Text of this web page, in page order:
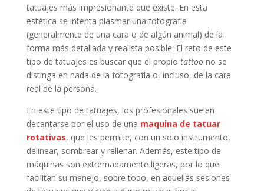
tatuajes más impresionante que existe. En esta
estética se intenta plasmar una fotografía
(generalmente de una cara o de algún animal) de la
forma más detallada y realista posible. El reto de este
tipo de tatuajes es buscar que el propio tattoono se
distinga en nada de la fotografía o, incluso, de la cara
real de la persona.
En este tipo de tatuajes, los profesionales suelen
decantarse por el uso de una maquina de tatuar
rotativas, que les permite, con un solo instrumento,
delinear, sombrear y rellenar. Además, este tipo de
máquinas son extremadamente ligeras, por lo que
facilitan su manejo, sobre todo, en aquellas sesiones